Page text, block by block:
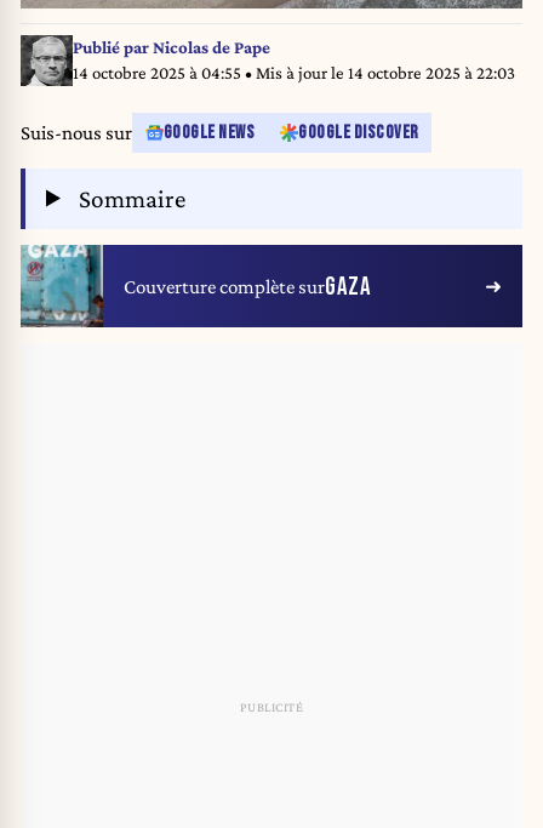
Publié parNicolas de Pape
14 octobre 2025 à 04:55 • Mis à jour le 14 octobre 2025 à 22:03
Suis-nous sur GOOGLE NEWS GOOGLE DISCOVER
Sommaire
Couverture complète surGAZA